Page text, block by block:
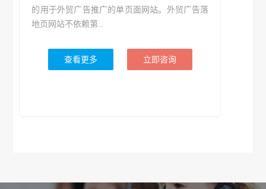
的用于外贸广告推广的单页面网站。外贸广告落
地页网站不依赖第...
查看更多 立即咨询